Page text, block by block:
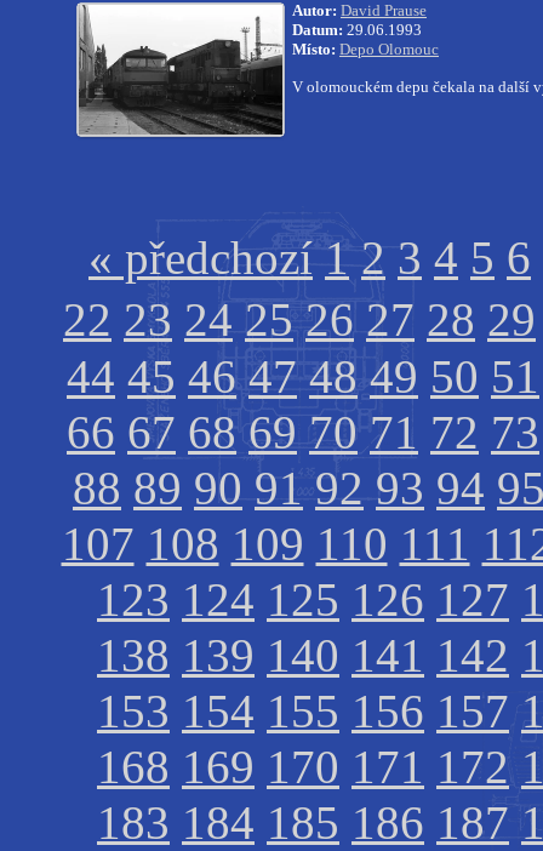
Autor: David Prause
Datum: 29.06.1993
Místo: Depo Olomouc
V olomouckém depu čekala na další
« předchozí 1 2 3 4 5 6
22 23 24 25 26 27 28 29
44 45 46 47 48 49 50 51
66 67 68 69 70 71 72 73
88 89 90 91 92 93 94
107 108 109 110 111
123 124 125 126 127
138 139 140 141 142
153 154 155 156 157
168 169 170 171 172
183 184 185 186 187